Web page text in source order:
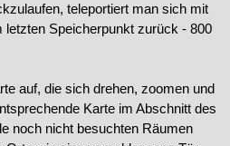
teleportiert man sich mit
Speicherpunkt zurück - 800
auf, die sich drehen, zoomen und
Karte im Abschnitt des
noch nicht besuchten Räumen